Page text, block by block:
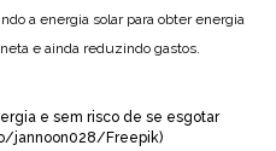
a energia solar para obter energia
e ainda reduzindo gastos.
e sem risco de se esgotar
jannoon028/Freepik)